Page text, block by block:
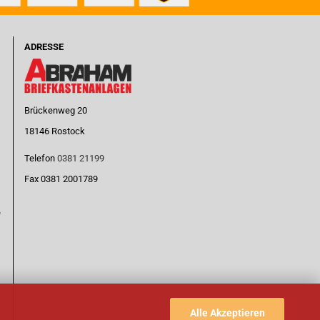
Alle Akzeptieren
ADRESSE
Brückenweg 20
18146 Rostock
Telefon 0381 21199
Fax 0381 2001789